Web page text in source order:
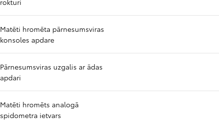
rokturi
Matēti hromēta pārnesumsviras
konsoles apdare
Pārnesumsviras uzgalis ar ādas
apdari
Matēti hromēts analogā
spidometra ietvars